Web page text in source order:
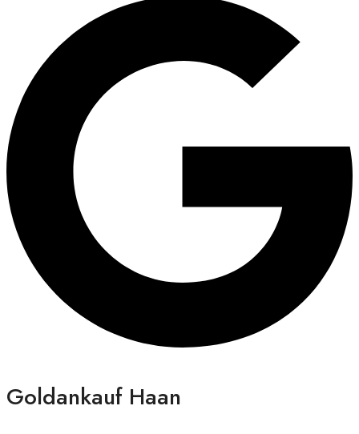
Goldankauf Haan